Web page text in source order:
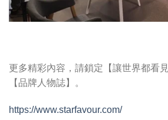
更多精彩內容，請鎖定【讓世界都看
【品牌人物誌】。
https://www.starfavour.com/